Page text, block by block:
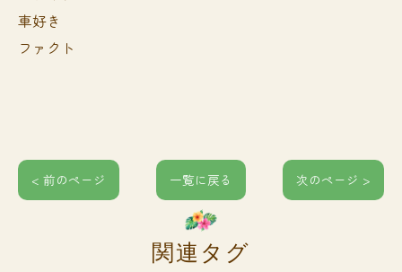
車好き
ファクト
< 前のページ 一覧に戻る 次のページ >
関連タグ